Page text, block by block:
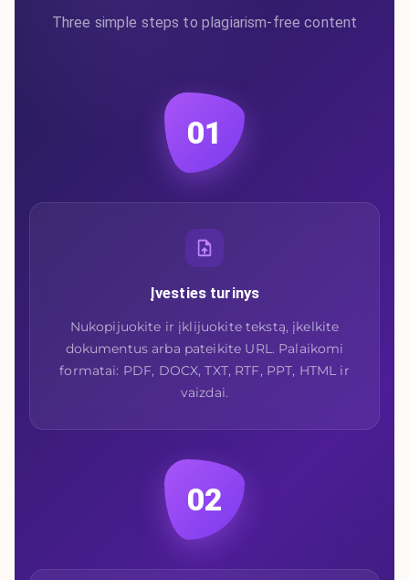
Three simple steps to plagiarism-free content
01
Įvesties turinys
Nukopijuokite ir įklijuokite tekstą, įkelkite
dokumentus arba pateikite URL. Palaikomi
formatai: PDF, DOCX, TXT, RTF, PPT, HTML ir
vaizdai.
02